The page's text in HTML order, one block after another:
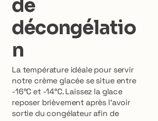
de
décongélatio
n
La température idéale pour servir
notre crème glacée se situe entre
-16°C et -14°C. Laissez la glace
reposer brièvement après l'avoir
sortie du congélateur afin de